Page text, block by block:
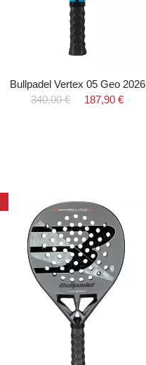
Bullpadel Vertex 05 Geo 2026
340,00 €
187,90 €